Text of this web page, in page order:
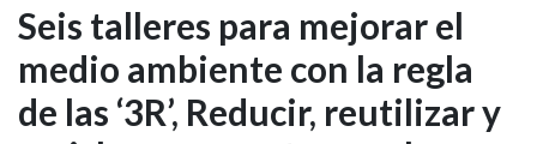
Seis
talleres
para
Seis talleres para mejorar el
medio ambiente con la regla
de las ‘3R’, Reducir, reutilizar y